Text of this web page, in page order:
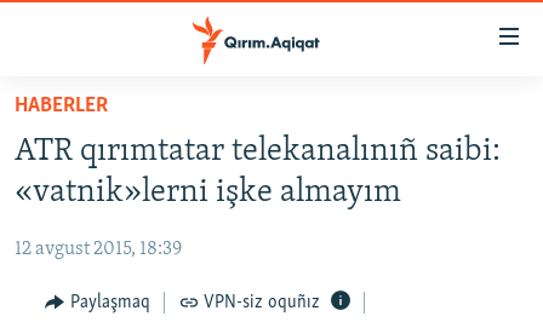
Esas
qaytmaq
Baş
qaytmaq
qaytmaq
SİYASET
CEMİYET
MEDENİYET
HABERLER
ATR qırımtatar telekanalınıñ saibi:
«vatnik»lerni işke almayım
12 avgust 2015, 18:39
Paylaşmaq VPN-siz oquñız